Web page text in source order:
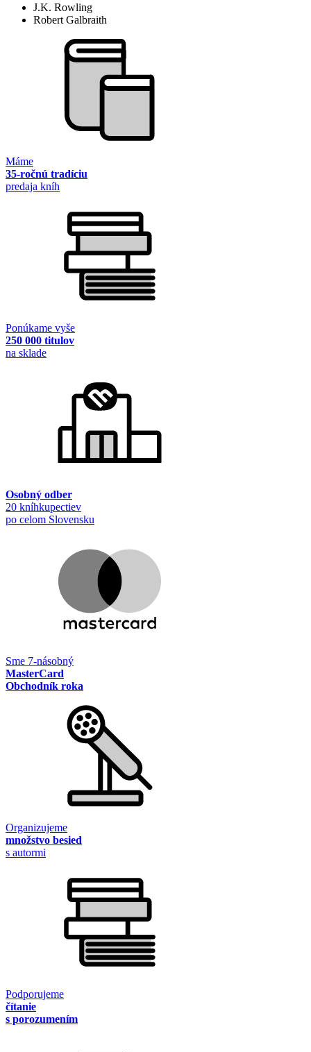
J.K. Rowling
Robert Galbraith
Máme
35-ročnú tradíciu
predaja kníh
Ponúkame vyše
250 000 titulov
na sklade
Osobný odber
20 kníhkupectiev
po celom Slovensku
Sme 7-násobný
MasterCard
Obchodník roka
Organizujeme
množstvo besied
s autormi
Podporujeme
čítanie
s porozumením